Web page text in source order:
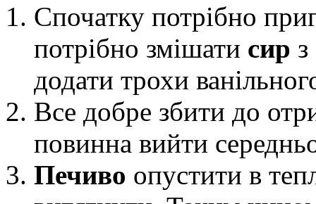
Спочатку потрібно
потрібно змішати сир
додати трохи
Все добре збити до
повинна вийти
Печиво опустити в